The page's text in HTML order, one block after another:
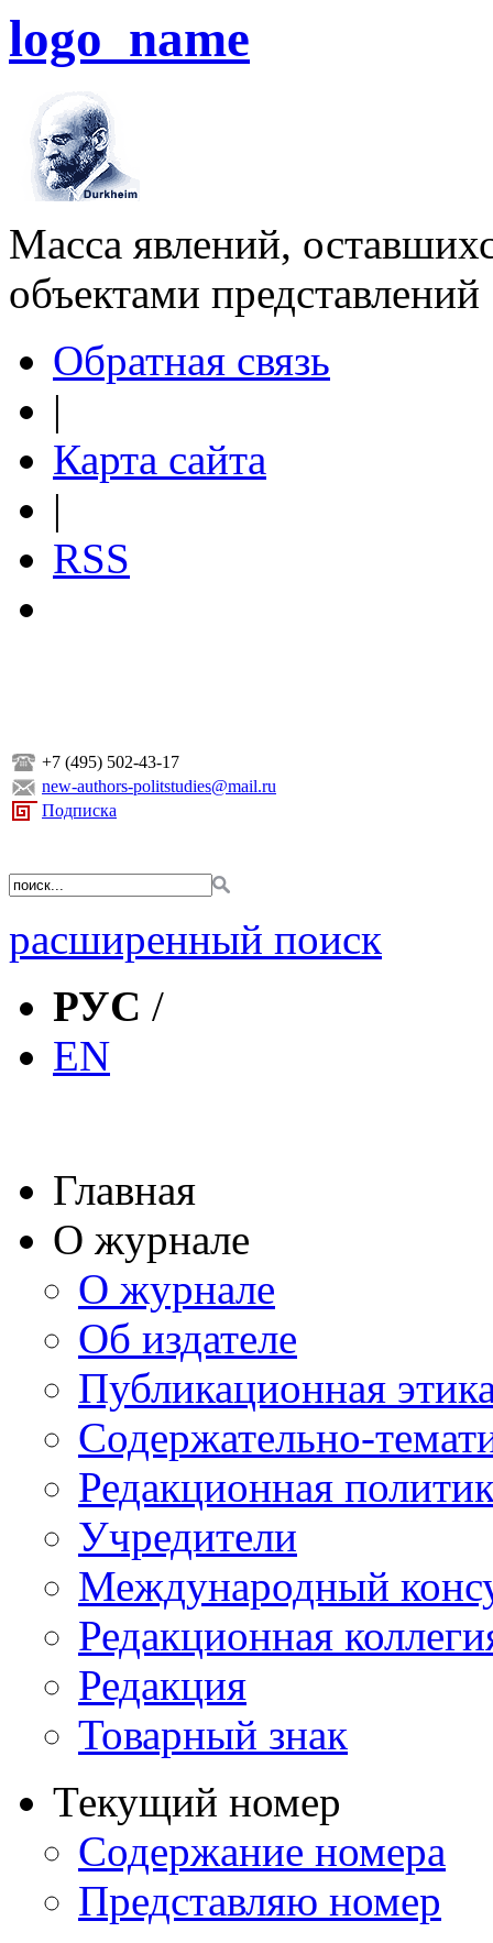
logo_name
Масса явлений,
объектами представлений
Обратная связь
|
Карта сайта
|
RSS
+7 (495) 502-43-17
new-authors-politstudies@mail.ru
Подписка
расширенный поиск
РУС /
EN
Главная
О журнале
О журнале
Об издателе
Публикационная
Содержательно-
Редакционная
Учредители
Международный
Редакционная
Редакция
Товарный знак
Текущий номер
Содержание номера
Представляю номер